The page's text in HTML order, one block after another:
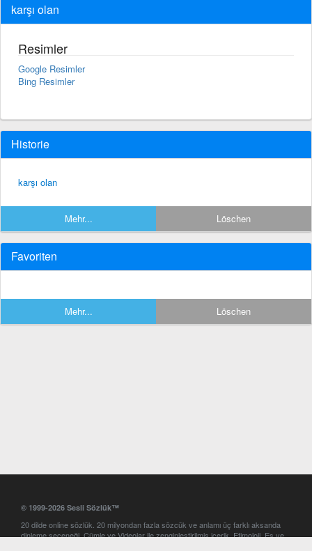
karşı olan
Resimler
Google Resimler
Bing Resimler
Historie
karşı olan
Mehr... Löschen
Favoriten
Mehr... Löschen
© 1999-2026 Sesli Sözlük™
20 dilde online sözlük. 20 milyondan fazla sözcük ve anlamı üç farklı aksanda
dinleme seçeneği. Cümle ve Videolar ile zenginleştirilmiş içerik. Etimoloji, Eş ve